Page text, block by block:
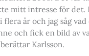
mitt intresse för det.
flera år och jag såg vad
och fick en bild av
Karlsson.